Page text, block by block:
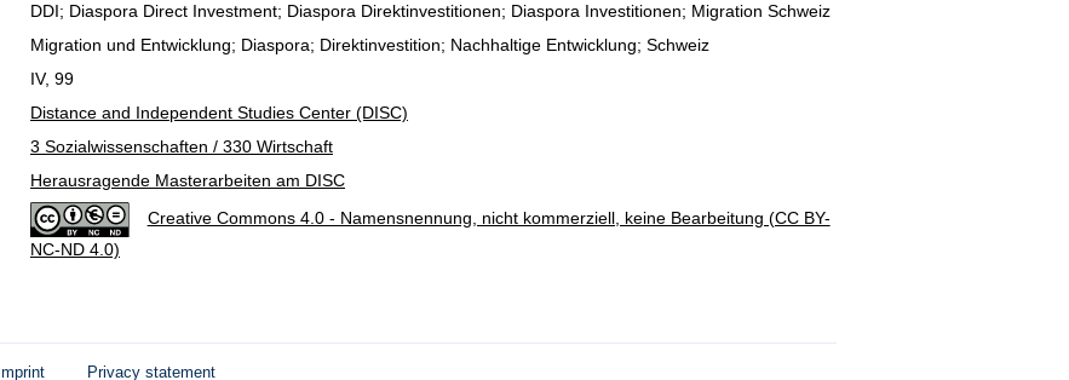
DDI; Diaspora Direct Investment; Diaspora Direktinvestitionen; Diaspora Investitionen; Migration Schweiz
Migration und Entwicklung; Diaspora; Direktinvestition; Nachhaltige Entwicklung; Schweiz
IV, 99
Distance and Independent Studies Center (DISC)
3 Sozialwissenschaften / 330 Wirtschaft
Herausragende Masterarbeiten am DISC
Creative Commons 4.0 - Namensnennung, nicht kommerziell, keine Bearbeitung (CC BY-
NC-ND 4.0)
Imprint Privacy statement